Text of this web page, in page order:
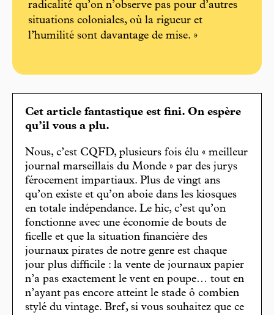
radicalité qu’on n’observe pas pour d’autres
situations coloniales, où la rigueur et
l’humilité sont davantage de mise. »
Cet article fantastique est fini. On espère
qu’il vous a plu.
Nous, c’est CQFD, plusieurs fois élu « meilleur
journal marseillais du Monde » par des jurys
férocement impartiaux. Plus de vingt ans
qu’on existe et qu’on aboie dans les kiosques
en totale indépendance. Le hic, c’est qu’on
fonctionne avec une économie de bouts de
ficelle et que la situation financière des
journaux pirates de notre genre est chaque
jour plus difficile : la vente de journaux papier
n’a pas exactement le vent en poupe… tout en
n’ayant pas encore atteint le stade ô combien
stylé du vintage. Bref, si vous souhaitez que ce